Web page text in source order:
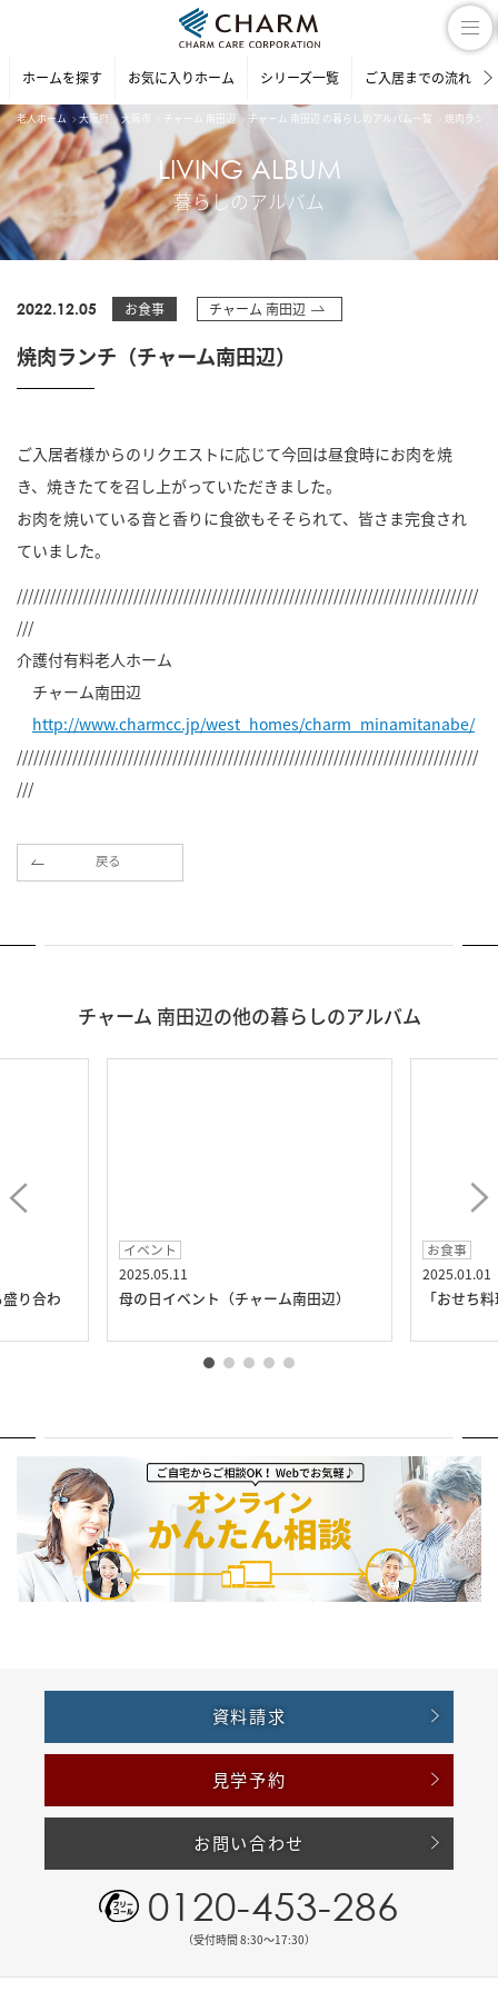
ホームを探す お気に入りホーム シリーズ一覧 ご入居までの流れ
老人ホーム 大阪府 大阪市 チャーム 南田辺 チャーム 南田辺 の暮らしのアルバム一覧 焼肉ラン
LIVING ALBUM
暮らしのアルバム
2022.12.05 お食事 チャーム 南田辺
焼肉ランチ（チャーム南田辺）
ご入居者様からのリクエストに応じて今回は昼食時にお肉を焼
き、焼きたてを召し上がっていただきました。
お肉を焼いている音と香りに食欲もそそられて、皆さま完食され
ていました。
///////////////////////////////////////////////////////////////////////////////////
///
介護付有料老人ホーム
チャーム南田辺
http://www.charmcc.jp/west_homes/charm_minamitanabe/
///////////////////////////////////////////////////////////////////////////////////
///
戻る
チャーム 南田辺の他の暮らしのアルバム
り合わ
イベント
2025.05.11
母の日イベント（チャーム南田辺）
お食事
2025.01.01
「おせち
資料請求
見学予約
お問い合わせ
0120-453-286
（受付時間 8:30〜17:30）